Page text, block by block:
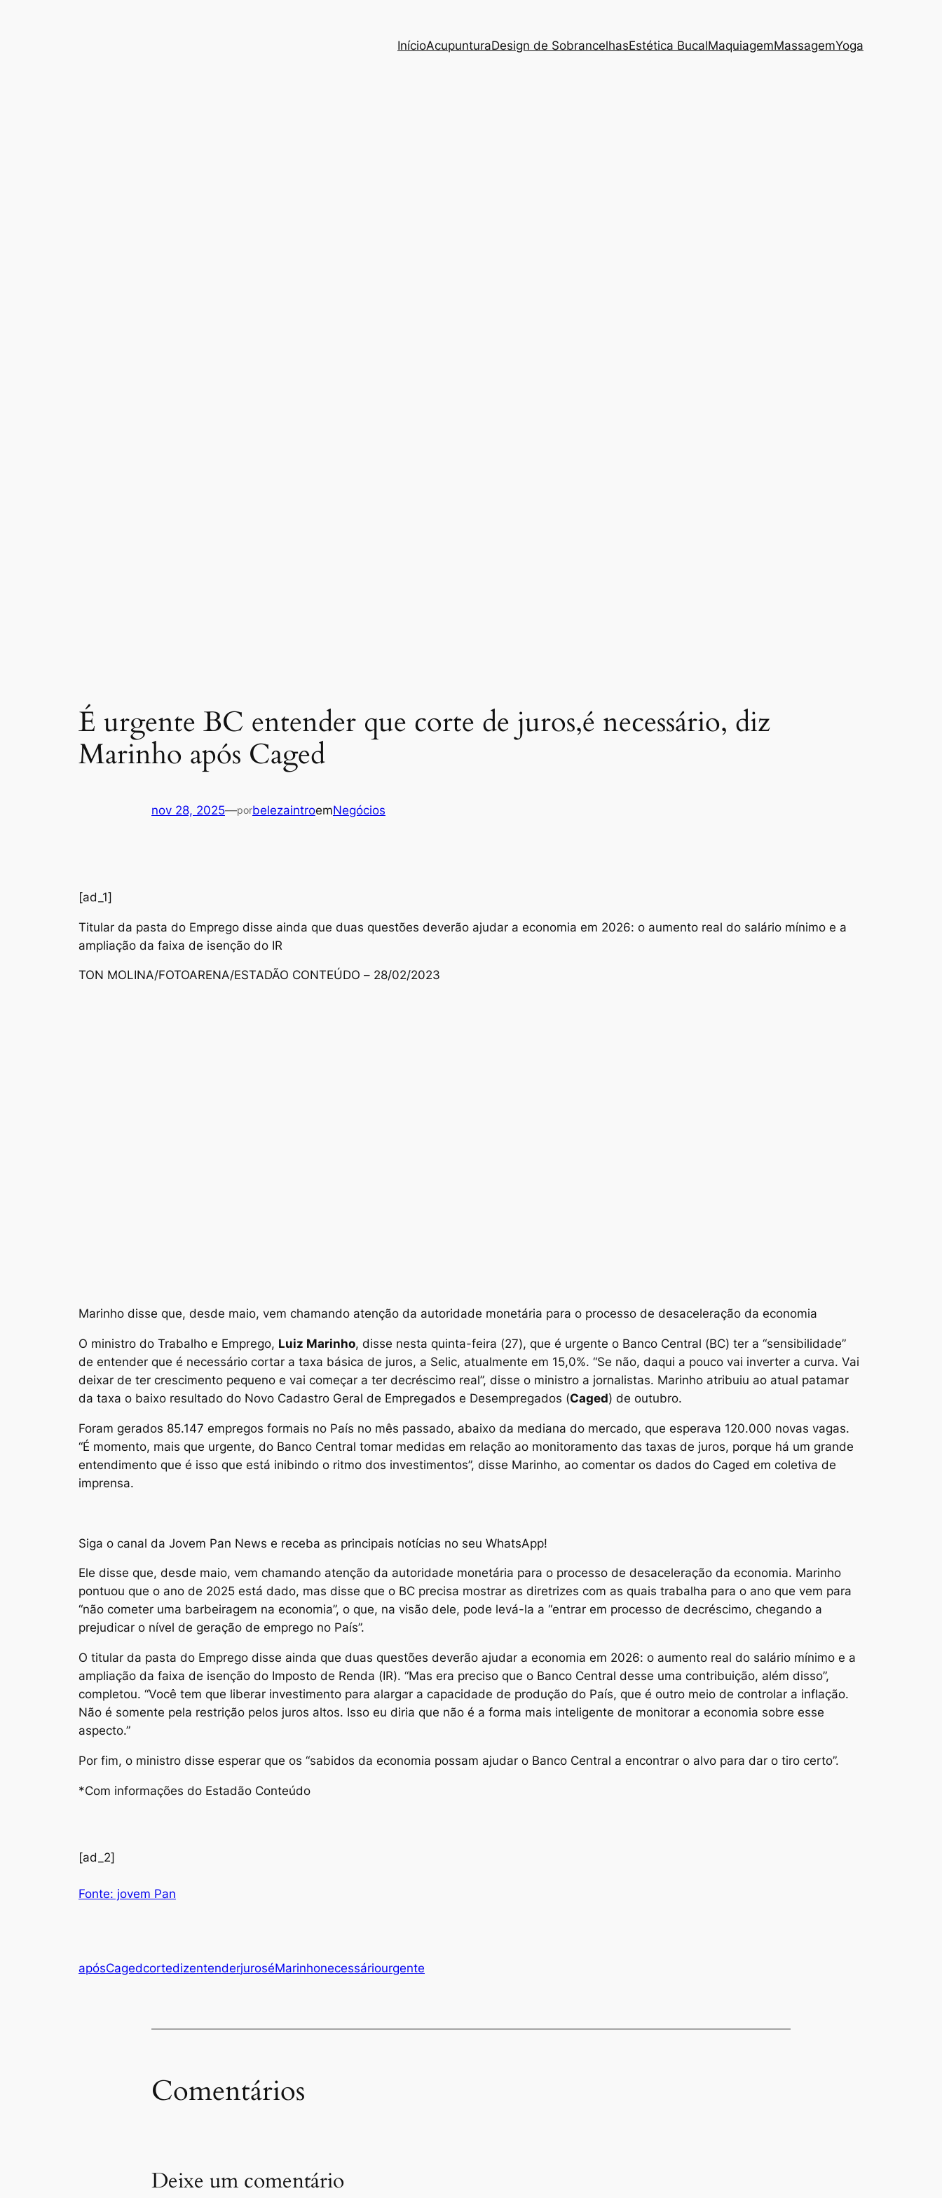
InícioAcupunturaDesign de SobrancelhasEstética BucalMaquiagemMassagemYoga
É urgente BC entender que corte de juros,é necessário, diz
Marinho após Caged
nov 28, 2025—porbelezaintroemNegócios
[ad_1]
Titular da pasta do Emprego disse ainda que duas questões deverão ajudar a economia em 2026: o aumento real do salário mínimo e a
ampliação da faixa de isenção do IR
TON MOLINA/FOTOARENA/ESTADÃO CONTEÚDO – 28/02/2023
Marinho disse que, desde maio, vem chamando atenção da autoridade monetária para o processo de desaceleração da economia
O ministro do Trabalho e Emprego, Luiz Marinho, disse nesta quinta-feira (27), que é urgente o Banco Central (BC) ter a “sensibilidade”
de entender que é necessário cortar a taxa básica de juros, a Selic, atualmente em 15,0%. “Se não, daqui a pouco vai inverter a curva. Vai
deixar de ter crescimento pequeno e vai começar a ter decréscimo real”, disse o ministro a jornalistas. Marinho atribuiu ao atual patamar
da taxa o baixo resultado do Novo Cadastro Geral de Empregados e Desempregados (Caged) de outubro.
Foram gerados 85.147 empregos formais no País no mês passado, abaixo da mediana do mercado, que esperava 120.000 novas vagas.
“É momento, mais que urgente, do Banco Central tomar medidas em relação ao monitoramento das taxas de juros, porque há um grande
entendimento que é isso que está inibindo o ritmo dos investimentos”, disse Marinho, ao comentar os dados do Caged em coletiva de
imprensa.
Siga o canal da Jovem Pan News e receba as principais notícias no seu WhatsApp!
Ele disse que, desde maio, vem chamando atenção da autoridade monetária para o processo de desaceleração da economia. Marinho
pontuou que o ano de 2025 está dado, mas disse que o BC precisa mostrar as diretrizes com as quais trabalha para o ano que vem para
“não cometer uma barbeiragem na economia”, o que, na visão dele, pode levá-la a “entrar em processo de decréscimo, chegando a
prejudicar o nível de geração de emprego no País”.
O titular da pasta do Emprego disse ainda que duas questões deverão ajudar a economia em 2026: o aumento real do salário mínimo e a
ampliação da faixa de isenção do Imposto de Renda (IR). “Mas era preciso que o Banco Central desse uma contribuição, além disso”,
completou. “Você tem que liberar investimento para alargar a capacidade de produção do País, que é outro meio de controlar a inflação.
Não é somente pela restrição pelos juros altos. Isso eu diria que não é a forma mais inteligente de monitorar a economia sobre esse
aspecto.”
Por fim, o ministro disse esperar que os “sabidos da economia possam ajudar o Banco Central a encontrar o alvo para dar o tiro certo”.
*Com informações do Estadão Conteúdo
[ad_2]
Fonte: jovem Pan
apósCagedcortedizentenderjuroséMarinhonecessáriourgente
Comentários
Deixe um comentário